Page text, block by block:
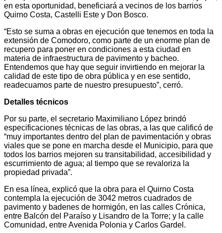
en esta oportunidad, beneficiará a vecinos de los barrios
Quirno Costa, Castelli Este y Don Bosco.
“Esto se suma a obras en ejecución que tenemos en toda la
extensión de Comodoro, como parte de un enorme plan de
recupero para poner en condiciones a esta ciudad en
materia de infraestructura de pavimento y bacheo.
Entendemos que hay que seguir invirtiendo en mejorar la
calidad de este tipo de obra pública y en ese sentido,
readecuamos parte de nuestro presupuesto”, cerró.
Detalles técnicos
Por su parte, el secretario Maximiliano López brindó
especificaciones técnicas de las obras, a las que calificó de
“muy importantes dentro del plan de pavimentación y obras
viales que se pone en marcha desde el Municipio, para que
todos los barrios mejoren su transitabilidad, accesibilidad y
escurrimiento de agua; al tiempo que se revaloriza la
propiedad privada”.
En esa línea, explicó que la obra para el Quirno Costa
contempla la ejecución de 3042 metros cuadrados de
pavimento y badenes de hormigón, en las calles Crónica,
entre Balcón del Paraíso y Lisandro de la Torre; y la calle
Comunidad, entre Avenida Polonia y Carlos Gardel.